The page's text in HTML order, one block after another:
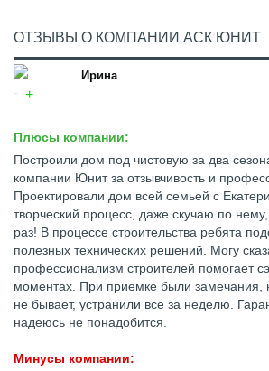
ОТЗЫВЫ О КОМПАНИИ АСК ЮНИТ
Ирина
Плюсы компании:
Построили дом под чистовую за два
компании Юнит за отзывчивость и
Проектировали дом всей семьей с
творческий процесс, даже скучаю по
раз! В процессе строительства ребята
полезных технических решений. Могу
профессионализм строителей помогает
моментах. При приемке были замечания,
не бывает, устранили все за неделю.
надеюсь не понадобится.
Минусы компании: